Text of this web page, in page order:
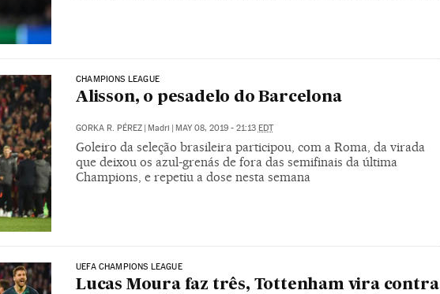
CHAMPIONS LEAGUE
Alisson, o pesadelo do Barcelona
GORKA R. PÉREZ | Madri | MAY 08, 2019 - 21:13 EDT
Goleiro da seleção brasileira participou, com a Roma, da virada
que deixou os azul-grenás de fora das semifinais da última
Champions, e repetiu a dose nesta semana
UEFA CHAMPIONS LEAGUE
Lucas Moura faz três, Tottenham vira contra